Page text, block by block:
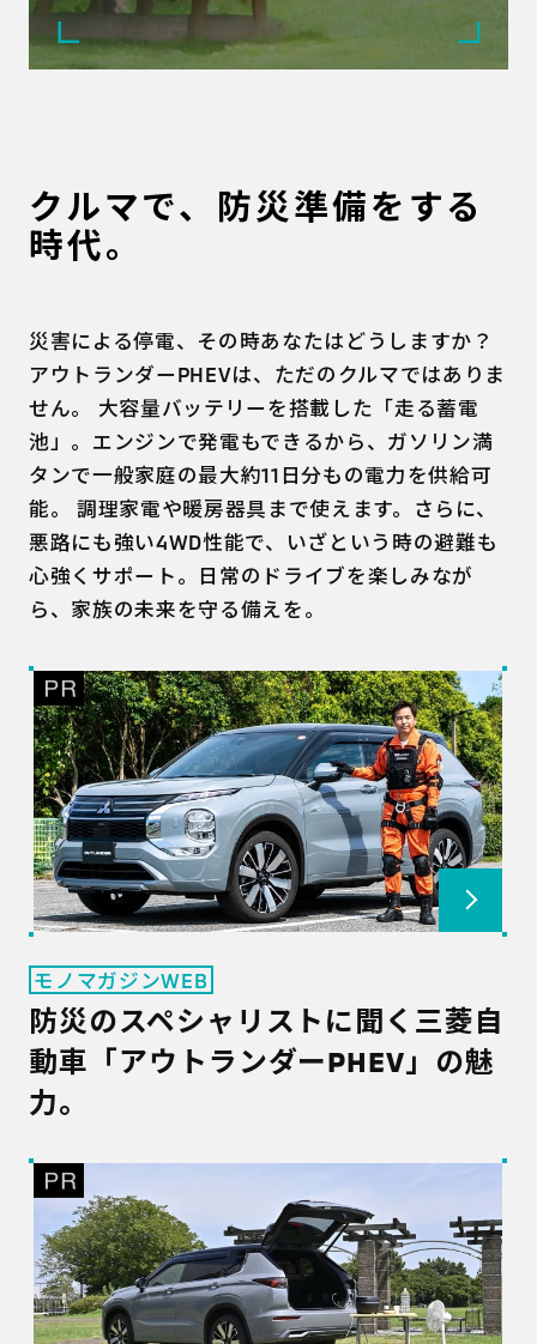
クルマで、防災準備をする
時代。
災害による停電、その時あなたはどうしますか？
アウトランダーPHEVは、ただのクルマではありま
せん。 大容量バッテリーを搭載した「走る蓄電
池」。エンジンで発電もできるから、ガソリン満
タンで一般家庭の最大約11日分もの電力を供給可
能。 調理家電や暖房器具まで使えます。さらに、
悪路にも強い4WD性能で、いざという時の避難も
心強くサポート。日常のドライブを楽しみなが
ら、家族の未来を守る備えを。
モノマガジンWEB
防災のスペシャリストに聞く三菱自
動車「アウトランダーPHEV」の魅
力。